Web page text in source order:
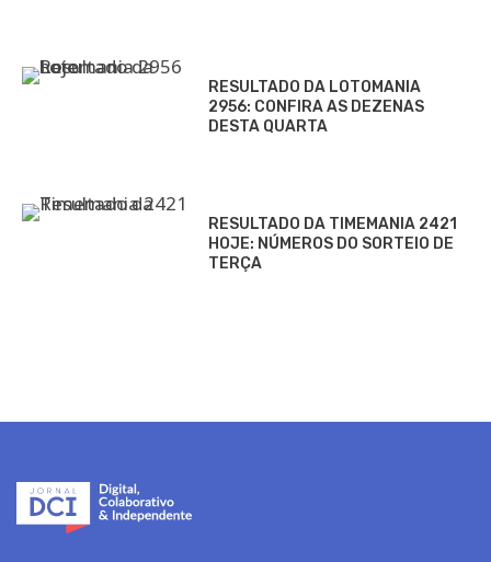
RESULTADO DA LOTOMANIA
2956: CONFIRA AS DEZENAS
DESTA QUARTA
RESULTADO DA TIMEMANIA 2421
HOJE: NÚMEROS DO SORTEIO DE
TERÇA